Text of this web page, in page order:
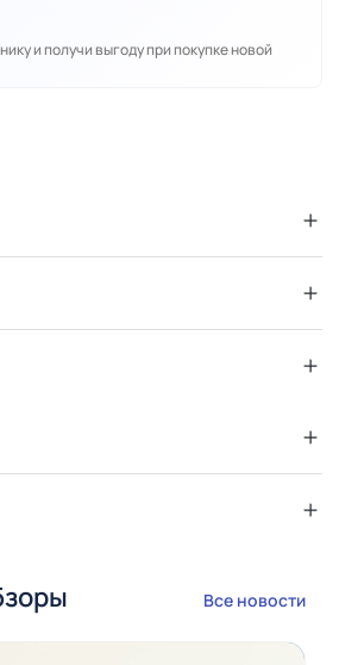
и получи выгоду при покупке новой
Все новости